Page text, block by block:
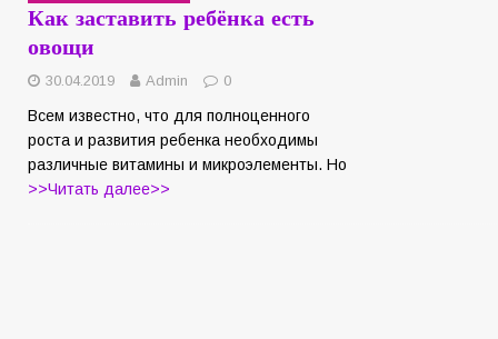
Как заставить ребёнка есть
овощи
30.04.2019 Admin 0
Всем известно, что для полноценного
роста и развития ребенка необходимы
различные витамины и микроэлементы. Но
>>Читать далее>>